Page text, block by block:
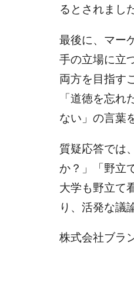
るとされまし
最後に、マー
手の立場に立
両方を目指す
「道徳を忘
ない」の言葉
質疑応答では
か？」「野立
大学も野立て
り、活発な議
株式会社ブラ